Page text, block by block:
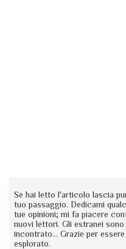
Se hai letto l'articolo lascia
tuo passaggio. Dedicami
tue opinioni; mi fa piacere
nuovi lettori. Gli estranei
incontrato... Grazie per
esplorato.